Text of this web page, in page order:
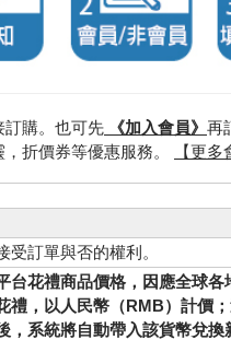
訂購。也可先 《加入會員》 再
折價券等優惠服務。
【更多
受訂單與否的權利。
台花禮商品價格，因應全球
禮，以人民幣（RMB）計價
，系統將自動帶入該貨幣兌